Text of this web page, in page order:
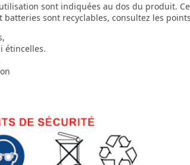
sont indiquées au dos du produit.
sont recyclables, consultez les
étincelles.